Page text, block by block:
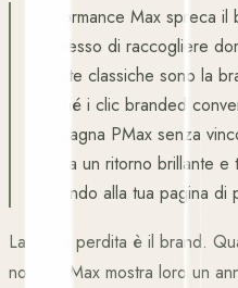
Performance Max spreca
permesso di raccogliere
perdite classiche sono la
Poiché i clic branded
campagna PMax senza
riporta un ritorno brillante
arrivando alla tua pagina di
La prima perdita è il brand.
nome. PMax mostra loro un